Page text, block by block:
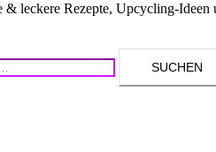
& leckere Rezepte, Upcycling-Ideen